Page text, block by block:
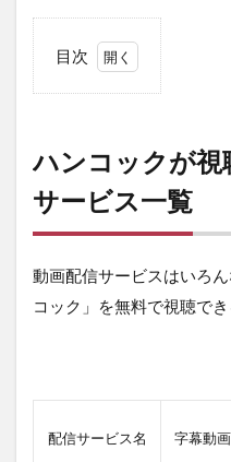
目次
コ
ッ
視
で
る
信
ー
ハンコックが視
サービス一覧
動画配信サービスはいろ
コック」を無料で視聴で
配信サービス名 字幕動画